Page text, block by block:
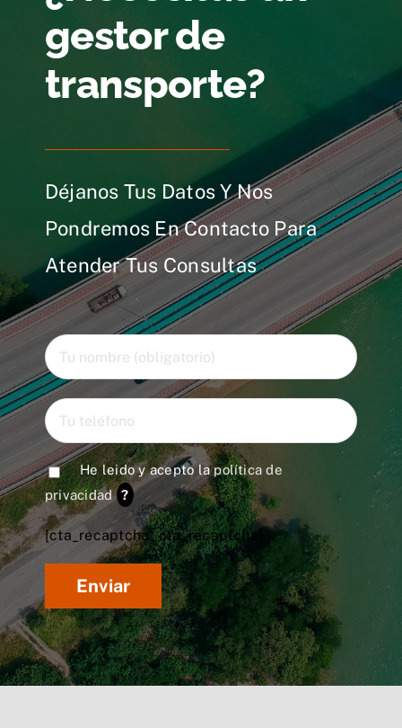
gestor de
transporte?
Déjanos Tus Datos Y Nos
Pondremos En Contacto Para
Atender Tus Consultas
He leido y acepto lapolítica de
privacidad ?
[cta_recaptcha* cta_recaptcha]